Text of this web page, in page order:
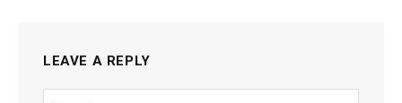
LEAVE A REPLY